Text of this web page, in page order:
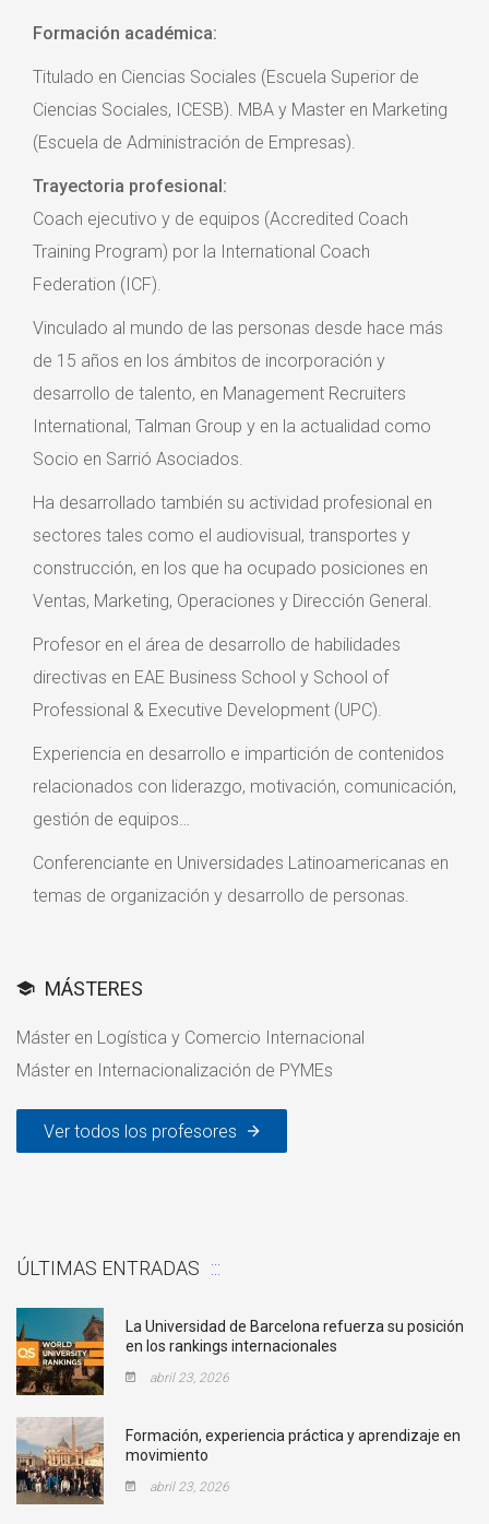
Formación académica:
Titulado en Ciencias Sociales (Escuela Superior de
Ciencias Sociales, ICESB). MBA y Master en Marketing
(Escuela de Administración de Empresas).
Trayectoria profesional:
Coach ejecutivo y de equipos (Accredited Coach
Training Program) por la International Coach
Federation (ICF).
Vinculado al mundo de las personas desde hace más
de 15 años en los ámbitos de incorporación y
desarrollo de talento, en Management Recruiters
International, Talman Group y en la actualidad como
Socio en Sarrió Asociados.
Ha desarrollado también su actividad profesional en
sectores tales como el audiovisual, transportes y
construcción, en los que ha ocupado posiciones en
Ventas, Marketing, Operaciones y Dirección General.
Profesor en el área de desarrollo de habilidades
directivas en EAE Business School y School of
Professional & Executive Development (UPC).
Experiencia en desarrollo e impartición de contenidos
relacionados con liderazgo, motivación, comunicación,
gestión de equipos…
Conferenciante en Universidades Latinoamericanas en
temas de organización y desarrollo de personas.
MÁSTERES
Máster en Logística y Comercio Internacional
Máster en Internacionalización de PYMEs
Ver todos los profesores
ÚLTIMAS ENTRADAS
La Universidad de Barcelona refuerza su posición
en los rankings internacionales
abril 23, 2026
Formación, experiencia práctica y aprendizaje en
movimiento
abril 23, 2026